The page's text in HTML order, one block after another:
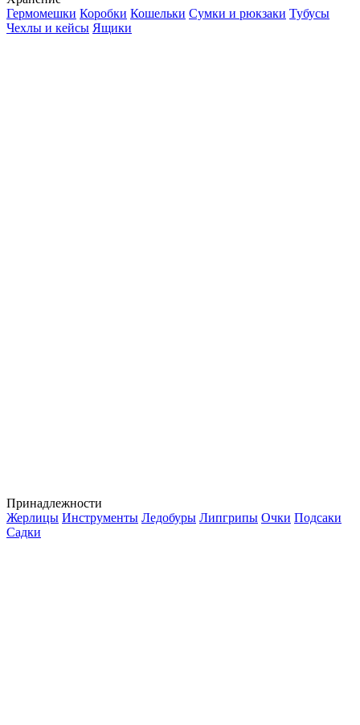
Гермомешки Коробки Кошельки Сумки и рюкзаки Тубусы
Чехлы и кейсы Ящики
Принадлежности
Жерлицы Инструменты Ледобуры Липгрипы Очки Подсаки
Садки